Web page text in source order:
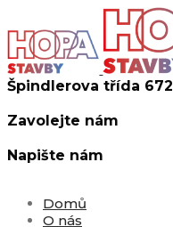
Špindlerova třída 672
Zavolejte nám
Napište nám
Domů
O nás